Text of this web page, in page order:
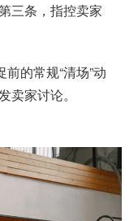
三条，指控卖家
前的常规“清场”动
家讨论。